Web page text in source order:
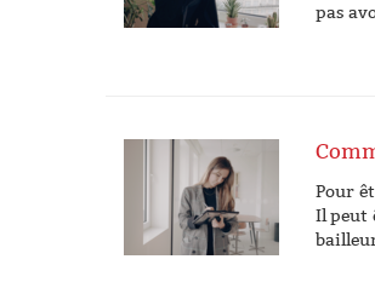
pas
Pour
Il peut